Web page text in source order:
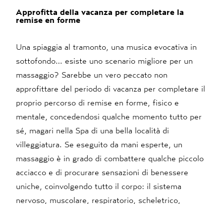
Approfitta della vacanza per completare la
remise en forme
Una spiaggia al tramonto, una musica evocativa in
sottofondo… esiste uno scenario migliore per un
massaggio? Sarebbe un vero peccato non
approfittare del periodo di vacanza per completare il
proprio percorso di remise en forme, fisico e
mentale, concedendosi qualche momento tutto per
sé, magari nella Spa di una bella località di
villeggiatura. Se eseguito da mani esperte, un
massaggio è in grado di combattere qualche piccolo
acciacco e di procurare sensazioni di benessere
uniche, coinvolgendo tutto il corpo: il sistema
nervoso, muscolare, respiratorio, scheletrico,